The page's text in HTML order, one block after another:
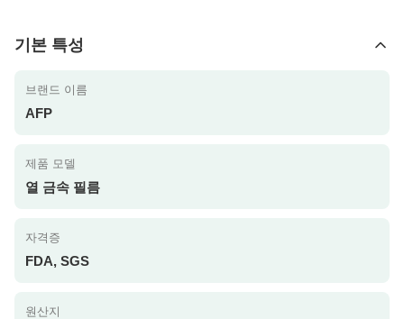
기본 특성
브랜드 이름
AFP
제품 모델
열 금속 필름
자격증
FDA, SGS
원산지